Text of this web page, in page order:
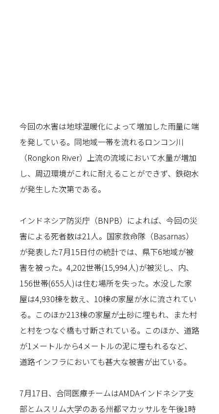
今回の水害は地球温暖化によって増加した雨量に端
を発している。同地域一帯を流れるロンコン川
（Rongkon River）上流の流域において水量が増加
し、周辺環境がこれに耐えることができず、鉄砲水
が発生した次第である。
インドネシア防災庁（BNPB）によれば、今回の災
害による死者数は21人。国家救命隊（Basarnas）
が発表した7月15日付の統計では、県下6地域が被
害を被った。4,202世帯(15,994人)が被災し、内、
156世帯(655人)は住む場所を失った。水没した家
屋は4,930棟を数え、10棟の家屋が水に流されてい
る。このほか213棟の家屋が土砂に埋もれ、また村
と村をつなぐ橋も寸断されている。このほか、道路
が1メートルから4メートルの泥に埋もれるなど、
道路インフラにおいても甚大な被害が出ている。
7月17日、合同医療チームはAMDAインドネシア支
部とムスリム大学のある州都マカッサルを午後1時